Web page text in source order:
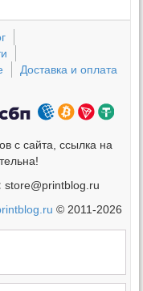
Доставка и оплата
с сайта, ссылка на
store@printblog.ru
© 2011-2026